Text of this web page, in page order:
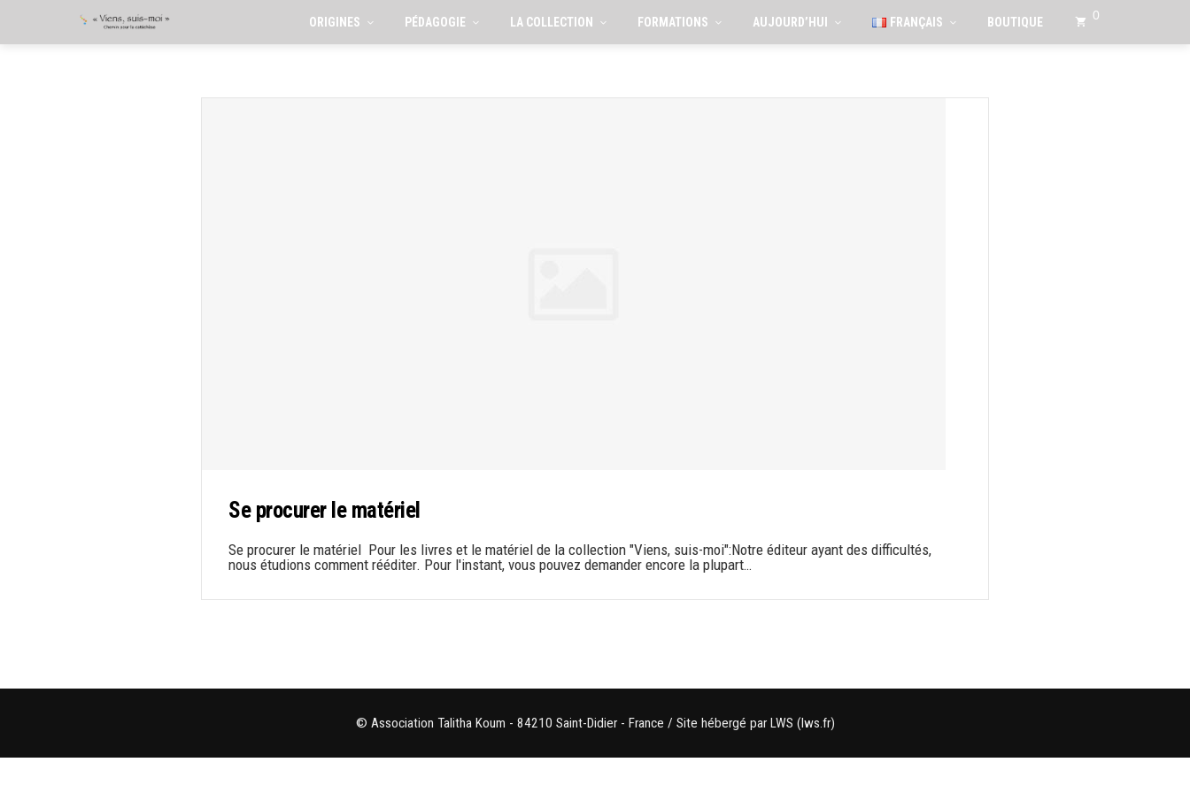
ORIGINES PÉDAGOGIE LA COLLECTION FORMATIONS AUJOURD’HUI FRANÇAIS BOUTIQUE 0
Se procurer le matériel
Se procurer le matériel Pour les livres et le matériel de la collection "Viens, suis-moi":Notre éditeur ayant des difficultés,
nous étudions comment rééditer. Pour l'instant, vous pouvez demander encore la plupart…
© Association Talitha Koum - 84210 Saint-Didier - France / Site hébergé par LWS (lws.fr)